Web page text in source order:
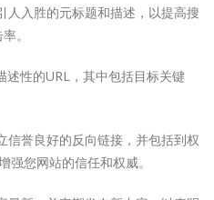
人入胜的元标题和描述，以提高搜
。
述性的URL，其中包括目标关键
信誉良好的反向链接，并包括到权
强您网站的信任和权威。